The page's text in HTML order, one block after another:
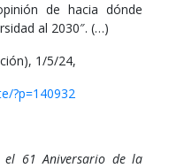
de hacia dónde
al 2030″. (…)
1/5/24,
?p=140932
el 61 Aniversario de la